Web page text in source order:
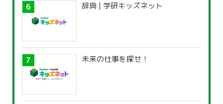
辞典 | 学研キッズネット
未来の仕事を探せ！